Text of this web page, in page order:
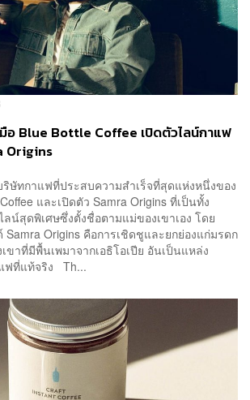
อ Blue Bottle Coffee เปิดตัวไลน์กาแฟ
Origins
ริษัทกาแฟที่ประสบความสำเร็จที่สุดแห่งหนึ่งของ
และเปิดตัว Samra Origins ที่เป็นทั้ง
น์สุดพิเศษซึ่งตั้งชื่อตามแม่ของเขาเอง โดย
Origins คือการเชิดชูและยกย่องแก่มรดก
ขาที่มีพื้นเพมาจากเอธิโอเปีย อันเป็นแหล่ง
ฟที่แท้จริง Th...